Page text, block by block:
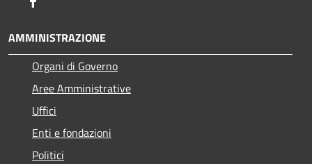
AMMINISTRAZIONE
Organi di Governo
Aree Amministrative
Uffici
Enti e fondazioni
Politici